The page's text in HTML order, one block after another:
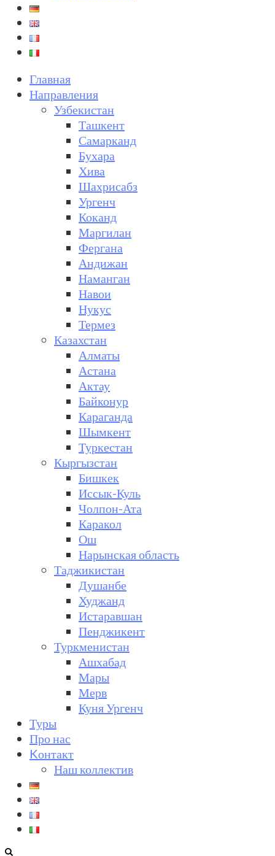
Главная
Направления
Узбекистан
Ташкент
Самарканд
Бухара
Хива
Шахрисабз
Ургенч
Коканд
Маргилан
Фергана
Андижан
Наманган
Навои
Нукус
Термез
Казахстан
Алматы
Астана
Актау
Байконур
Караганда
Шымкент
Туркестан
Кыргызстан
Бишкек
Иссык-Куль
Чолпон-Ата
Каракол
Ош
Нарынская область
Таджикистан
Душанбе
Худжанд
Истаравшан
Пенджикент
Туркменистан
Ашхабад
Мары
Мерв
Куня Ургенч
Туры
Про нас
Kонтакт
Наш коллектив